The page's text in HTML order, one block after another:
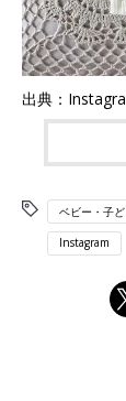
出典：
ベビー・子
Instagram